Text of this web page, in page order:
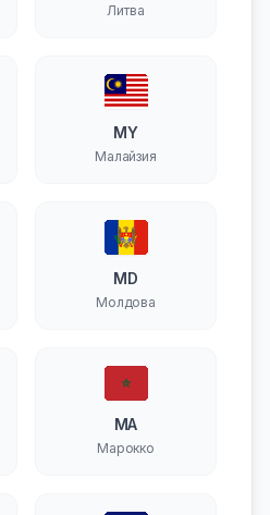
Литва
MY
Малайзия
MD
Молдова
MA
Марокко